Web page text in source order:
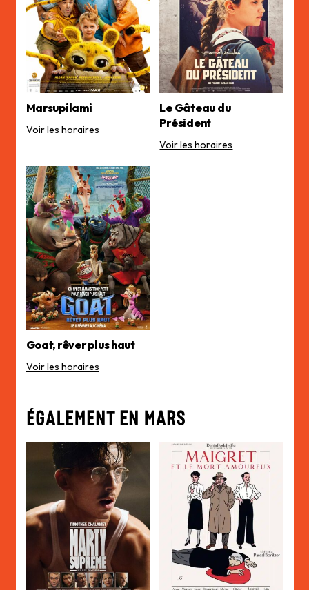
Marsupilami
Voir les horaires
Le Gâteau du
Président
Voir les horaires
Goat, rêver plus haut
Voir les horaires
ÉGALEMENT EN MARS